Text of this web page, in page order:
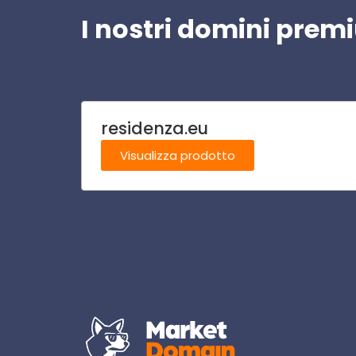
I nostri domini
residenza.eu
Visualizza prodotto